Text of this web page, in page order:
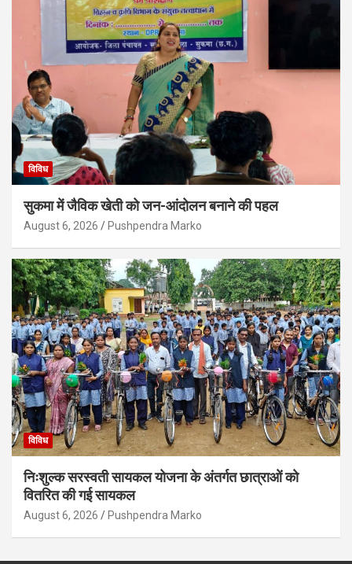
विविध
सुकमा में जैविक खेती को जन-आंदोलन बनाने की पहल
August 6, 2026 Pushpendra Marko
विविध
निःशुल्क सरस्वती सायकल योजना के अंतर्गत छात्राओं को
वितरित की गई सायकल
August 6, 2026 Pushpendra Marko